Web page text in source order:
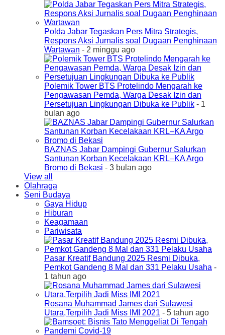
Polda Jabar Tegaskan Pers Mitra Strategis,
Respons Aksi Jurnalis soal Dugaan Penghinaan
Wartawan - 2 minggu ago
Polemik Tower BTS Protelindo Mengarah ke
Pengawasan Pemda, Warga Desak Izin dan
Persetujuan Lingkungan Dibuka ke Publik - 1
bulan ago
BAZNAS Jabar Dampingi Gubernur Salurkan
Santunan Korban Kecelakaan KRL–KA Argo
Bromo di Bekasi - 3 bulan ago
View all
Olahraga
Seni Budaya
Gaya Hidup
Hiburan
Keagamaan
Pariwisata
Pasar Kreatif Bandung 2025 Resmi Dibuka,
Pemkot Gandeng 8 Mal dan 331 Pelaku Usaha -
1 tahun ago
Rosana Muhammad James dari Sulawesi
Utara,Terpilih Jadi Miss IMI 2021 - 5 tahun ago